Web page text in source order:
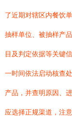
了近期对辖区内餐饮
抽样单位、被抽样产
目及判定依据等关键
一时间依法启动核查
产品，并查明原因、
应选择正规渠道，注